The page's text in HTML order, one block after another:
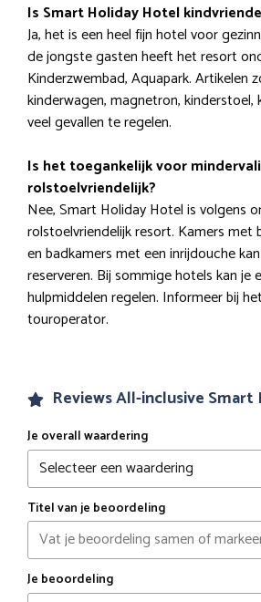
Is Smart Holiday Hotel
Ja, het is een heel fijn hotel voor
de jongste gasten heeft het resort
Kinderzwembad, Aquapark. Artikelen
kinderwagen, magnetron, kinderstoel,
veel gevallen te regelen.
Is het toegankelijk voor
rolstoelvriendelijk?
Nee, Smart Holiday Hotel is volgens
rolstoelvriendelijk resort. Kamers met
en badkamers met een inrijdouche
reserveren. Bij sommige hotels kan je
hulpmiddelen regelen. Informeer bij
touroperator.
Reviews All-inclusive
Je overall waardering
Titel van je beoordeling
Je beoordeling